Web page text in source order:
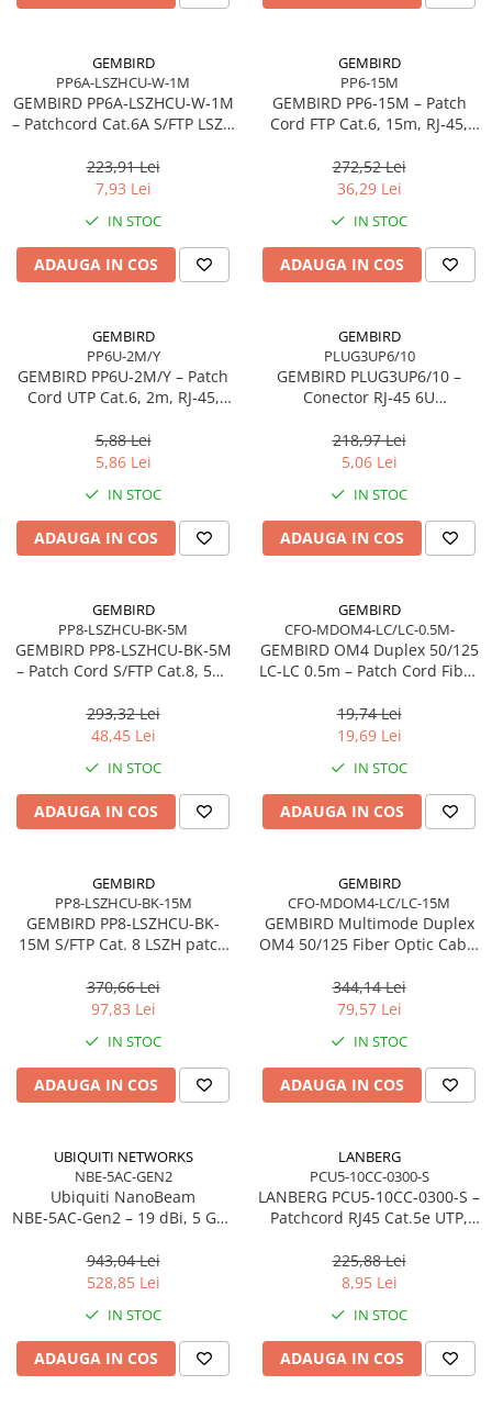
GEMBIRD
PP6A-LSZHCU-W-1M
GEMBIRD PP6A‑LSZHCU‑W‑1M
– Patchcord Cat.6A S/FTP LSZH
Gold‑Plated
223,91 Lei
7,93 Lei
IN STOC
ADAUGA IN COS
GEMBIRD
PP6-15M
GEMBIRD PP6‑15M – Patch
Cord FTP Cat.6, 15m, RJ‑45,
272,52 Lei
36,29 Lei
IN STOC
ADAUGA IN COS
GEMBIRD
PP6U-2M/Y
GEMBIRD PP6U‑2M/Y – Patch
Cord UTP Cat.6, 2m, RJ‑45,
5,88 Lei
5,86 Lei
IN STOC
ADAUGA IN COS
GEMBIRD
PLUG3UP6/10
GEMBIRD PLUG3UP6/10 –
Conector RJ‑45 6U
pentru cabluri solide
218,97 Lei
5,06 Lei
IN STOC
ADAUGA IN COS
GEMBIRD
PP8-LSZHCU-BK-5M
GEMBIRD PP8‑LSZHCU‑BK‑5M
– Patch Cord S/FTP Cat.8, 5m,
293,32 Lei
48,45 Lei
IN STOC
ADAUGA IN COS
GEMBIRD
CFO-MDOM4-LC/LC-0.5M-
GEMBIRD OM4 Duplex 50/125
LC‑LC 0.5m – Patch Cord Fibra
100Gbps
19,74 Lei
19,69 Lei
IN STOC
ADAUGA IN COS
GEMBIRD
PP8-LSZHCU-BK-15M
GEMBIRD PP8-LSZHCU-BK-
15M S/FTP Cat. 8 LSZH patch
370,66 Lei
97,83 Lei
IN STOC
ADAUGA IN COS
GEMBIRD
CFO-MDOM4-LC/LC-15M
GEMBIRD Multimode Duplex
OM4 50/125 Fiber Optic Cable
344,14 Lei
79,57 Lei
IN STOC
ADAUGA IN COS
UBIQUITI NETWORKS
NBE-5AC-GEN2
Ubiquiti NanoBeam
NBE‑5AC‑Gen2 – 19 dBi, 5 GHz
Gigabit PoE
943,04 Lei
528,85 Lei
IN STOC
ADAUGA IN COS
LANBERG
PCU5-10CC-0300-S
LANBERG PCU5‑10CC‑0300‑S –
Patchcord RJ45 Cat.5e UTP,
225,88 Lei
8,95 Lei
IN STOC
ADAUGA IN COS